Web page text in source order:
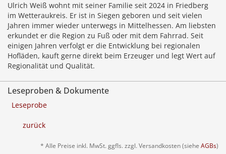
Ulrich Weiß wohnt mit seiner Familie seit 2024 in Friedberg
im Wetteraukreis. Er ist in Siegen geboren und seit vielen
Jahren immer wieder unterwegs in Mittelhessen. Am liebsten
erkundet er die Region zu Fuß oder mit dem Fahrrad. Seit
einigen Jahren verfolgt er die Entwicklung bei regionalen
Hofläden, kauft gerne direkt beim Erzeuger und legt Wert auf
Regionalität und Qualität.
Leseproben & Dokumente
Leseprobe
zurück
* Alle Preise inkl. MwSt. ggfls. zzgl. Versandkosten (siehe AGBs)